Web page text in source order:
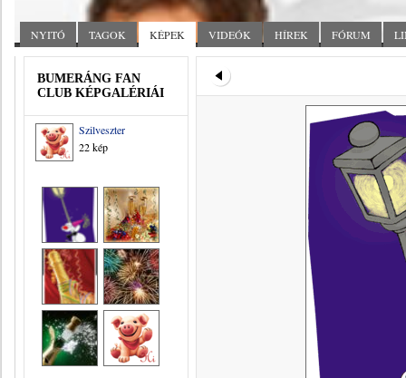
NYITÓ TAGOK KÉPEK VIDEÓK HÍREK FÓRUM
BUMERÁNG FAN
CLUB KÉPGALÉRIÁI
Szilveszter
22 kép